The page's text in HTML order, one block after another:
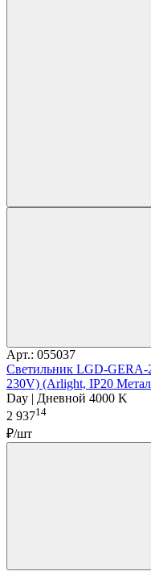
Арт.: 055037
Светильник LGD-GERA-
230V) (Arlight, IP20
Day | Дневной 4000 K
2 93714
₽/шт